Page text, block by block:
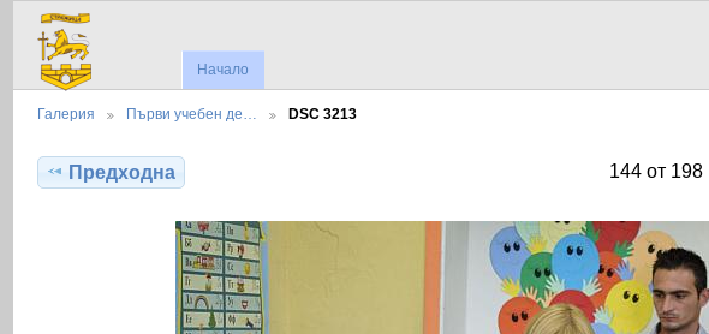
Начало
Галерия Първи учебен де… DSC 3213
Предходна 144 от 198